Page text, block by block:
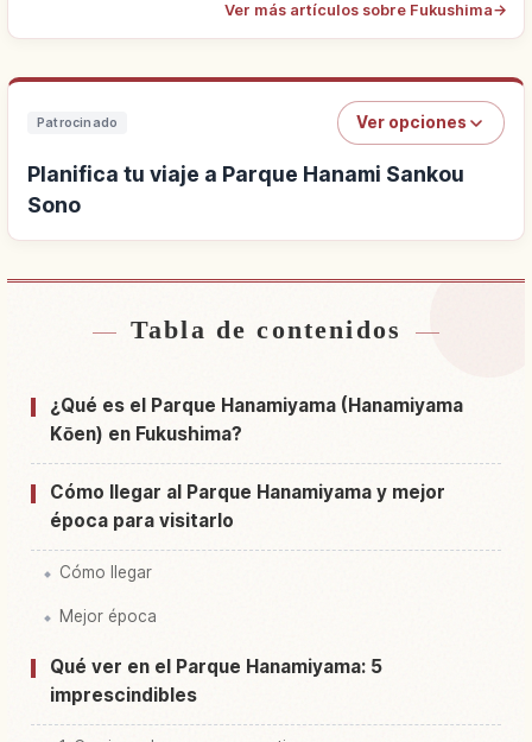
Ver más artículos sobre Fukushima→
Patrocinado Ver opciones
Planifica tu viaje a Parque Hanami Sankou
Sono
Buscar alojamiento cerca de Parque Hanami
Buscar experiencias en Parque Hanami Sankou
Sono
Tabla de contenidos
¿Qué es el Parque Hanamiyama (Hanamiyama
Kōen) en Fukushima?
Cómo llegar al Parque Hanamiyama y mejor
época para visitarlo
Cómo llegar
Mejor época
Qué ver en el Parque Hanamiyama: 5
imprescindibles